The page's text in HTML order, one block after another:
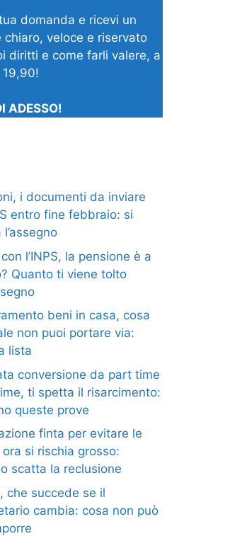
domanda e ricevi un
chiaro, veloce e riservato
diritti e come farli valere, a
ADESSO!
i documenti da inviare
entro fine febbraio: si
l’INPS, la pensione è a
Quanto ti viene tolto
beni in casa, cosa
non puoi portare via:
lista
conversione da part time
ti spetta il risarcimento:
queste prove
finta per evitare le
si rischia grosso:
scatta la reclusione
che succede se il
cambia: cosa non può